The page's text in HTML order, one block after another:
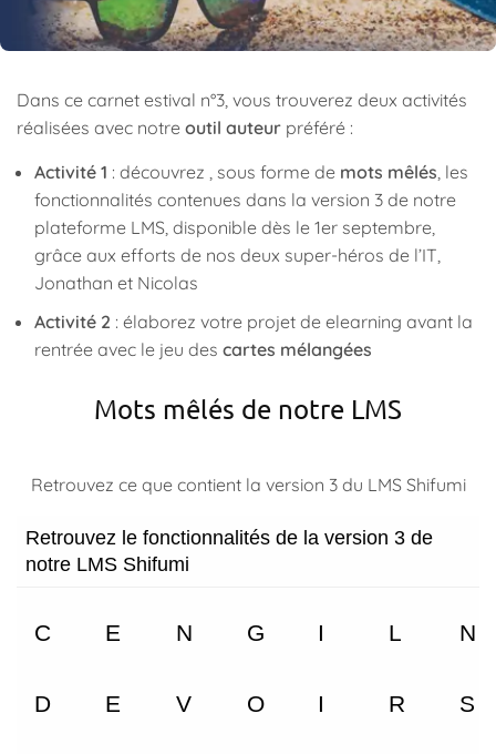
Dans ce carnet estival n°3, vous trouverez deux activités
réalisées avec notre outil auteur préféré :
Activité 1 : découvrez , sous forme de mots mêlés, les
fonctionnalités contenues dans la version 3 de notre
plateforme LMS, disponible dès le 1er septembre,
grâce aux efforts de nos deux super-héros de l’IT,
Jonathan et Nicolas
Activité 2 : élaborez votre projet de elearning avant la
rentrée avec le jeu des cartes mélangées
Mots mêlés de notre LMS
Retrouvez ce que contient la version 3 du LMS Shifumi